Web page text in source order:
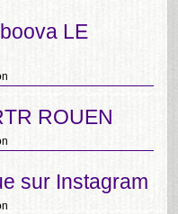
LE
ROUEN
sur Instagram